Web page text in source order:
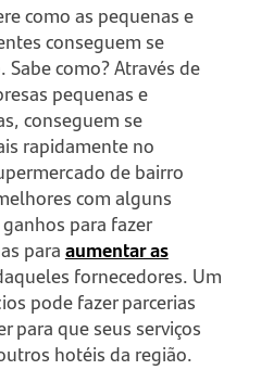
como as pequenas e
conseguem se
como? Através de
pequenas e
conseguem se
rapidamente no
de bairro
com alguns
para fazer
paraaumentar as
fornecedores. Um
pode fazer parcerias
para que seus serviços
hotéis da região.